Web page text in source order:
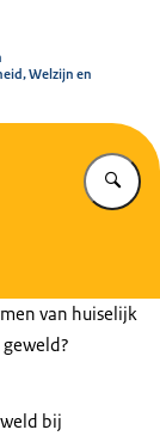
Welzijn en
van huiselijk
bij